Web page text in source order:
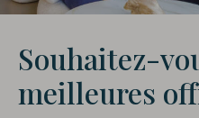
Souhaitez-
meilleures